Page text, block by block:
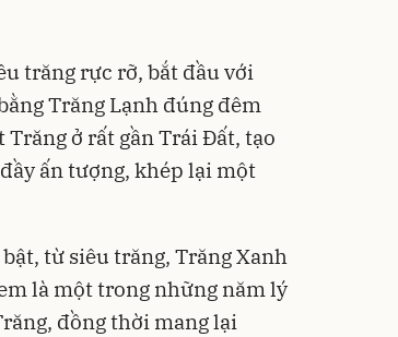
trăng rực rỡ, bắt đầu với
Trăng Lạnh đúng đêm
ở rất gần Trái Đất, tạo
ấn tượng, khép lại một
từ siêu trăng, Trăng Xanh
là một trong những năm lý
đồng thời mang lại